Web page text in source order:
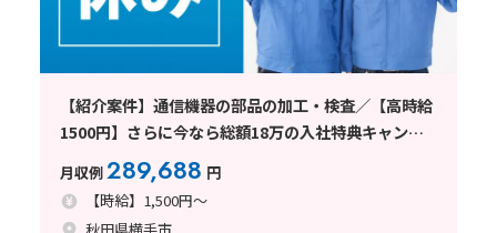
【紹介案件】通信機器の部品の加工・検査／【高時給
1500円】さらに今なら総額18万の入社特典キャンペ
ーン中！
月収例289,688 円
【時給】1,500円～